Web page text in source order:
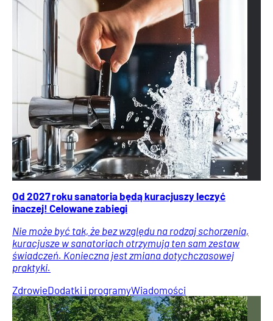
Od 2027 roku sanatoria będą kuracjuszy leczyć
inaczej! Celowane zabiegi
Nie może być tak, że bez względu na rodzaj schorzenia,
kuracjusze w sanatoriach otrzymują ten sam zestaw
świadczeń. Konieczna jest zmiana dotychczasowej
praktyki.
ZdrowieDodatki i programyWiadomości